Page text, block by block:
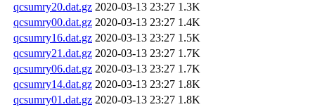
qcsumry20.dat.gz 2020-03-13 23:27 1.3K
qcsumry00.dat.gz 2020-03-13 23:27 1.4K
qcsumry16.dat.gz 2020-03-13 23:27 1.5K
qcsumry21.dat.gz 2020-03-13 23:27 1.7K
qcsumry06.dat.gz 2020-03-13 23:27 1.7K
qcsumry14.dat.gz 2020-03-13 23:27 1.8K
qcsumry01.dat.gz 2020-03-13 23:27 1.8K